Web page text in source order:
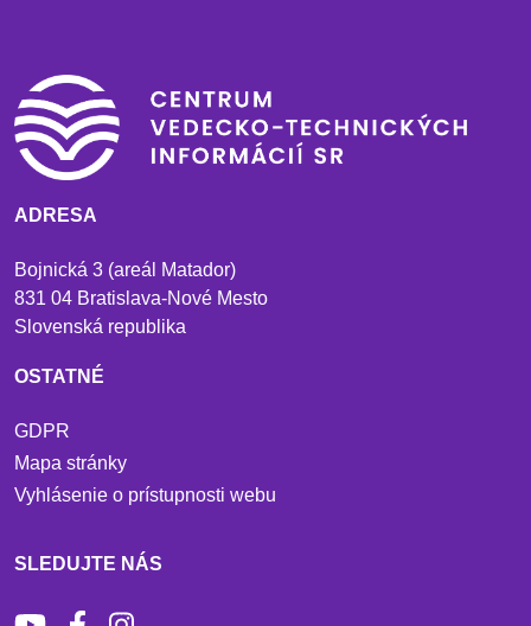
ADRESA
Bojnická 3 (areál Matador)
831 04 Bratislava-Nové Mesto
Slovenská republika
OSTATNÉ
GDPR
Mapa stránky
Vyhlásenie o prístupnosti webu
SLEDUJTE NÁS